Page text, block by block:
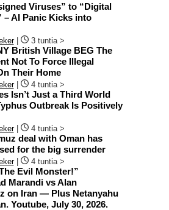
Viruses” to “Digital
– AI Panic Kicks into
| 3 tuntia >
British Village BEG The
Not To Force Illegal
Their Home
| 4 tuntia >
Isn’t Just a Third World
Outbreak Is Positively
| 4 tuntia >
deal with Oman has
for the big surrender
| 4 tuntia >
Evil Monster!”
Marandi vs Alan
on Iran — Plus Netanyahu
Youtube, July 30, 2026.